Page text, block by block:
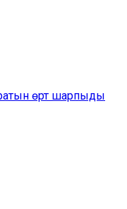
өрт шарпыды